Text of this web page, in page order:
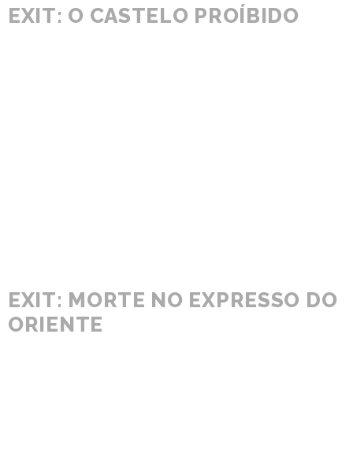
EXIT: O CASTELO PROÍBIDO
EXIT: MORTE NO EXPRESSO DO
ORIENTE